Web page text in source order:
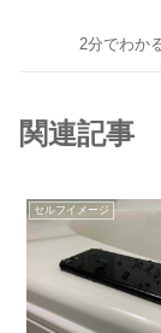
2分でわか
関連記事
セルフイメージ